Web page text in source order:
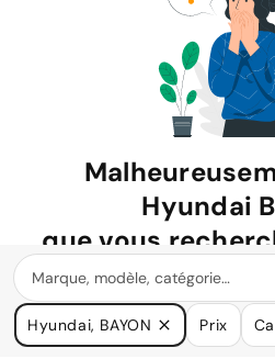
Hyundai
que vous
Nous avons de nombreuses
à vos
Hyundai, BAYON Prix